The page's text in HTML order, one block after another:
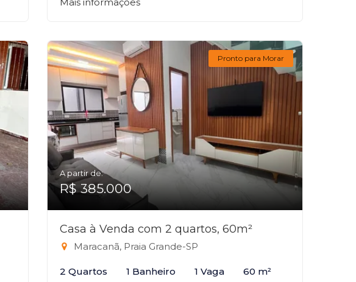
Pronto para Morar
A partir de:
R$ 385.000
Casa à Venda com 2 quartos, 60m²
Maracanã, Praia Grande-SP
2 Quartos 1 Banheiro 1 Vaga 60 m²